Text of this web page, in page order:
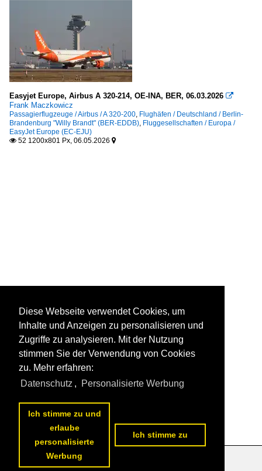
Easyjet Europe, Airbus A 320-214, OE-INA, BER, 06.03.2026 
Frank Maczkowicz
Passagierflugzeuge / Airbus / A 320-200, Flughäfen / Deutschland / Berlin-
Brandenburg "Willy Brandt" (BER-EDDB), Fluggesellschaften / Europa /
EasyJet Europe (EC-EJU)
 52 1200x801 Px, 06.05.2026 
Datenschutzerklärung
Diese Webseite verwendet Cookies, um
Inhalte und Anzeigen zu personalisieren und
Zugriffe zu analysieren. Mit der Nutzung
stimmen Sie der Verwendung von Cookies
zu. Mehr erfahren:
Datenschutz , Personalisierte Werbung
Ich stimme zu und
erlaube
personalisierte
Werbung
Ich stimme zu